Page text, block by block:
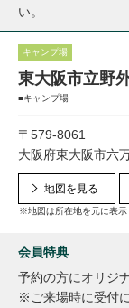
い。
キャンプ場
東大阪市立野
■キャンプ場
〒579-8061
大阪府東大阪市六
地図を見る
※地図は所在地を元に表示
会員特典
予約の方にオリジ
※ご来場時に受付